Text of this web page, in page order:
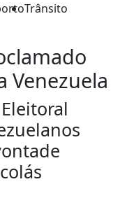
Trânsito
Venezuela